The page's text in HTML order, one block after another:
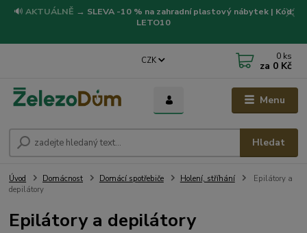
🔊 AKTUÁLNĚ → SLEVA -10 % na zahradní plastový nábytek | Kód:
LETO10
Menu
CZK
Hledat
0 ks
za 0 Kč
Úvod Domácnost Domácí spotřebiče Holení, stříhání
Epilátory a
depilátory
Epilátory a depilátory